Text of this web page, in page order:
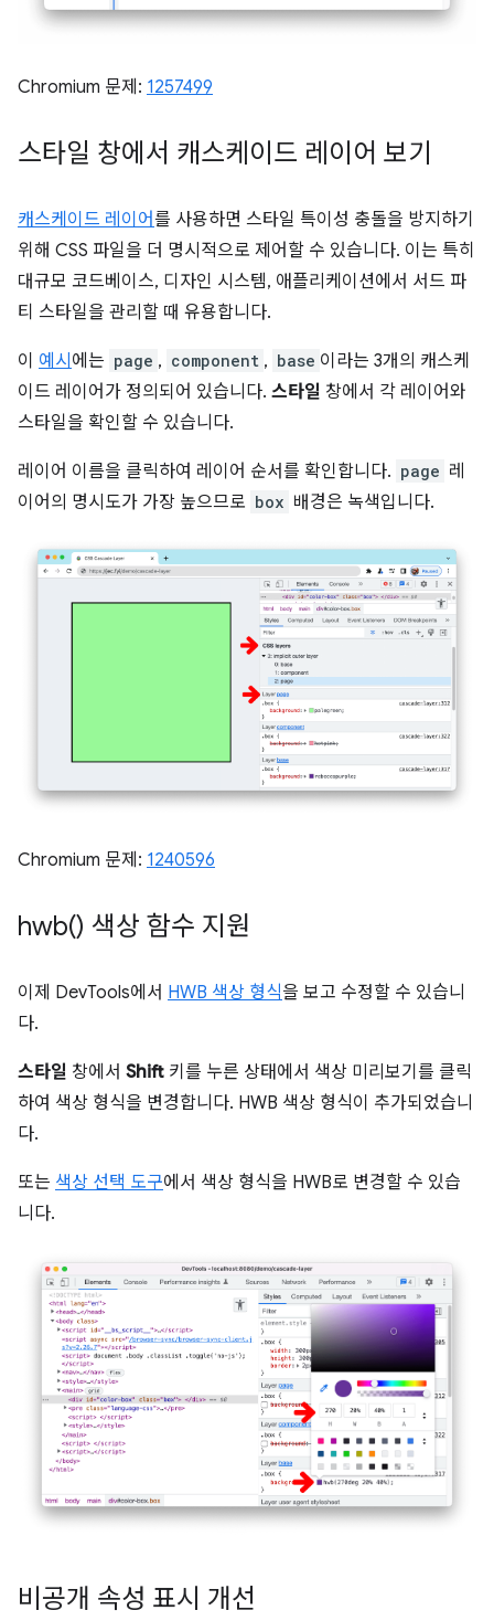
Chromium 문제: 1257499
스타일 창에서 캐스케이드 레이어 보기
캐스케이드 레이어를 사용하면 스타일 특이성 충돌을 방지하기
위해 CSS 파일을 더 명시적으로 제어할 수 있습니다. 이는 특히
대규모 코드베이스, 디자인 시스템, 애플리케이션에서 서드 파
티 스타일을 관리할 때 유용합니다.
이 예시 에는 page , component , base 이라는 3개의 캐스케
이드 레이어가 정의되어 있습니다. 스타일 창에서 각 레이어와
스타일을 확인할 수 있습니다.
레이어 이름을 클릭하여 레이어 순서를 확인합니다. page 레
이어의 명시도가 가장 높으므로 box 배경은 녹색입니다.
Chromium 문제: 1240596
hwb() 색상 함수 지원
이제 DevTools에서 HWB 색상 형식을 보고 수정할 수 있습니
다.
스타일 창에서 Shift 키를 누른 상태에서 색상 미리보기를 클릭
하여 색상 형식을 변경합니다. HWB 색상 형식이 추가되었습니
다.
또는 색상 선택 도구에서 색상 형식을 HWB로 변경할 수 있습
니다.
비공개 속성 표시 개선